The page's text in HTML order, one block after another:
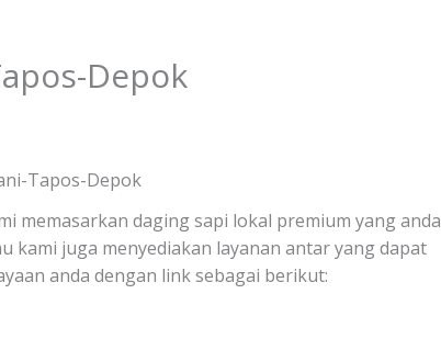
Depok
Tapos-Depok
memasarkan daging sapi lokal premium yang anda
juga menyediakan layanan antar yang dapat
anda dengan link sebagai berikut: